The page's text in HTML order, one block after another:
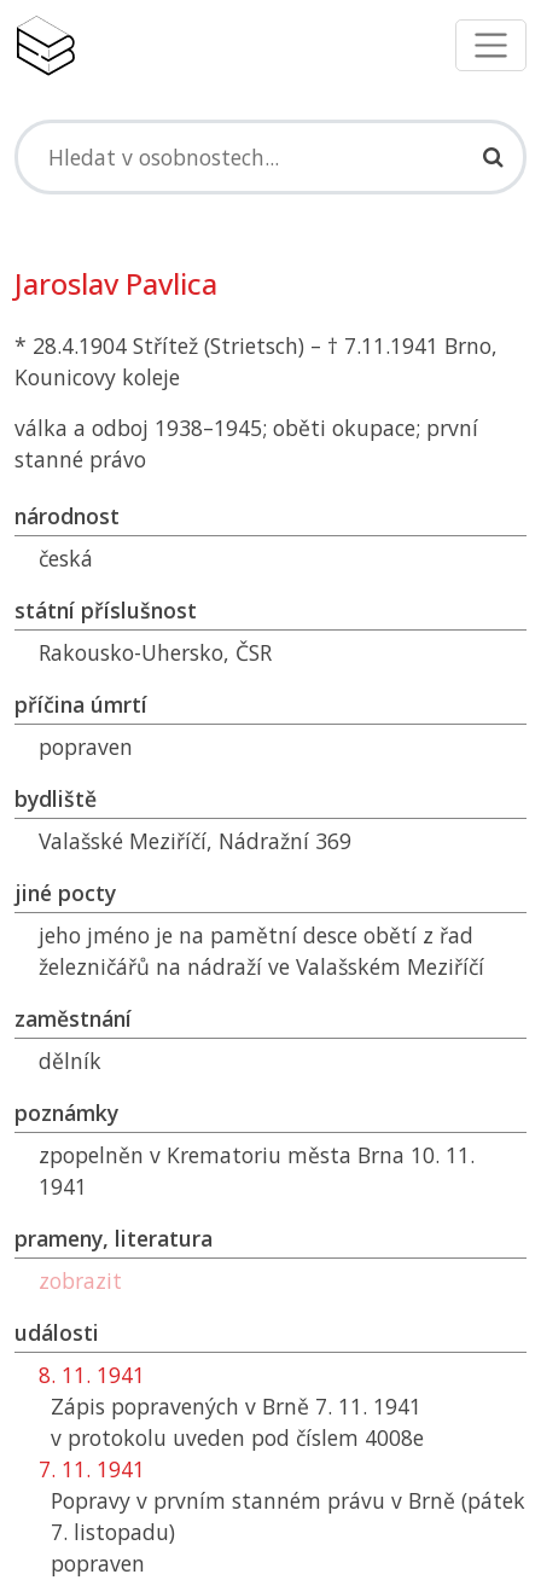
Jaroslav Pavlica
* 28.4.1904 Střítež (Strietsch) – † 7.11.1941 Brno,
Kounicovy koleje
válka a odboj 1938–1945; oběti okupace; první
stanné právo
národnost
česká
státní příslušnost
Rakousko-Uhersko, ČSR
příčina úmrtí
popraven
bydliště
Valašské Meziříčí, Nádražní 369
jiné pocty
jeho jméno je na pamětní desce obětí z řad
železničářů na nádraží ve Valašském Meziříčí
zaměstnání
dělník
poznámky
zpopelněn v Krematoriu města Brna 10. 11.
1941
prameny, literatura
zobrazit
události
8. 11. 1941
Zápis popravených v Brně 7. 11. 1941
v protokolu uveden pod číslem 4008e
7. 11. 1941
Popravy v prvním stanném právu v Brně (pátek
7. listopadu)
popraven